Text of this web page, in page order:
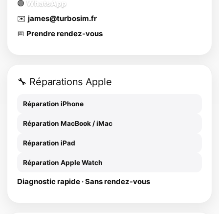
🟢 WhatsApp
✉️ james@turbosim.fr
📅 Prendre rendez-vous
🔧 Réparations Apple
Réparation iPhone
Réparation MacBook / iMac
Réparation iPad
Réparation Apple Watch
Diagnostic rapide · Sans rendez-vous